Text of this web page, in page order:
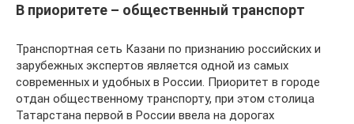
В приоритете – общественный транспорт
Транспортная сеть Казани по признанию российских и
зарубежных экспертов является одной из самых
современных и удобных в России. Приоритет в городе
отдан общественному транспорту, при этом столица
Татарстана первой в России ввела на дорогах